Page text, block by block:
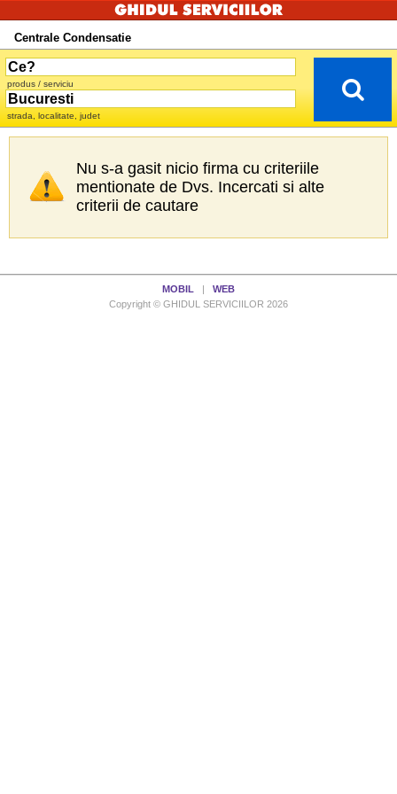
Centrale Condensatie
produs / serviciu
strada, localitate, judet
Nu s-a gasit nicio firma cu criteriile
mentionate de Dvs. Incercati si alte
criterii de cautare
MOBIL
WEB
Copyright © GHIDUL SERVICIILOR 2026